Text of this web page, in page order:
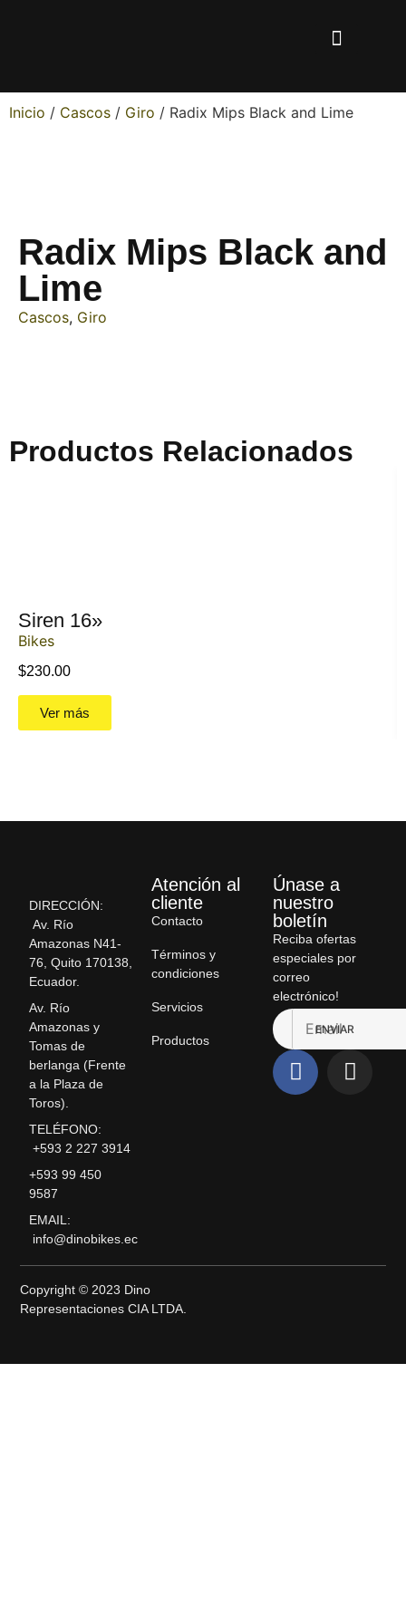
Inicio / Cascos / Giro / Radix Mips Black and Lime
Radix Mips Black and
Lime
Cascos, Giro
Productos Relacionados
Siren 16»
Bikes
$230.00
Ver más
DIRECCIÓN:
Av. Río
Amazonas N41-
76, Quito 170138,
Ecuador.
Av. Río
Amazonas y
Tomas de
berlanga (Frente
a la Plaza de
Toros).
TELÉFONO:
+593 2 227 3914
+593 99 450
9587
EMAIL:
info@dinobikes.ec
Atención al
cliente
Contacto
Términos y
condiciones
Servicios
Productos
Únase a
nuestro
boletín
Reciba ofertas
especiales por
correo
electrónico!
ENVIAR
Copyright © 2023 Dino
Representaciones CIA LTDA.